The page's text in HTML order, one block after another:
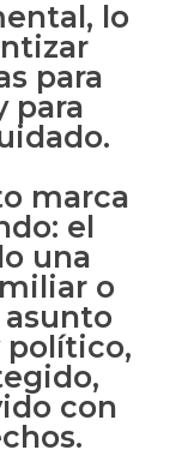
lo
para
para
marca
el
una
o
político,
con